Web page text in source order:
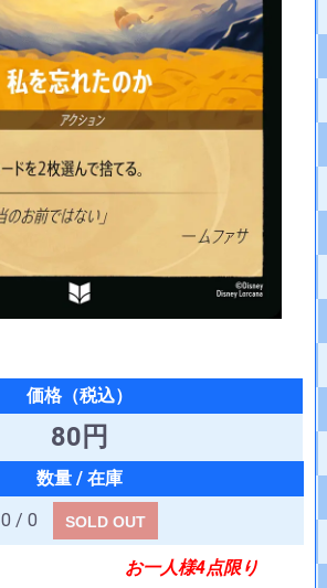
80円
0 / 0 SOLD OUT
お一人様4点限り